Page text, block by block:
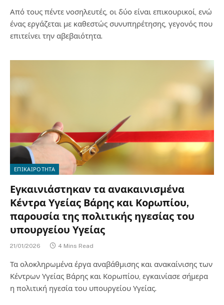
Από τους πέντε νοσηλευτές, οι δύο είναι επικουρικοί, ενώ
ένας εργάζεται με καθεστώς συνυπηρέτησης, γεγονός που
επιτείνει την αβεβαιότητα.
ΕΠΙΚΑΙΡΟΤΗΤΑ
Εγκαινιάστηκαν τα ανακαινισμένα
Κέντρα Υγείας Βάρης και Κορωπίου,
παρουσία της πολιτικής ηγεσίας του
υπουργείου Υγείας
21/01/2026 4 Mins Read
Τα ολοκληρωμένα έργα αναβάθμισης και ανακαίνισης των
Κέντρων Υγείας Βάρης και Κορωπίου, εγκαινίασε σήμερα
η πολιτική ηγεσία του υπουργείου Υγείας.